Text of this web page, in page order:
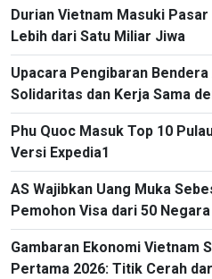
Durian Vietnam Masuki
Lebih dari Satu Miliar Jiwa
Upacara Pengibaran
Solidaritas dan Kerja Sama
Phu Quoc Masuk Top 10
Versi Expedia1
AS Wajibkan Uang Muka
Pemohon Visa dari 50 Negara
Gambaran Ekonomi Vietnam
Pertama 2026: Titik Cerah